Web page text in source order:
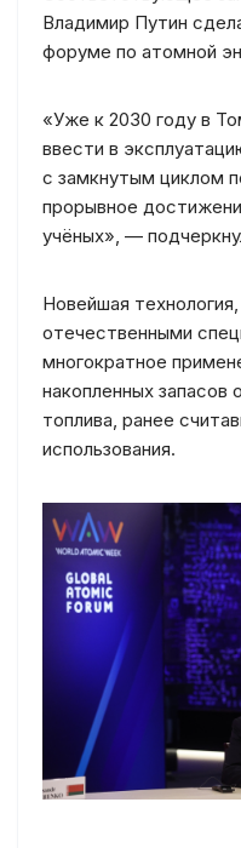
Владимир Путин
форуме по атомной
«Уже к 2030 году в
ввести в
с замкнутым циклом
прорывное
учёных», —
Новейшая
отечественными
многократное
накопленных запасов
топлива, ранее
использования.